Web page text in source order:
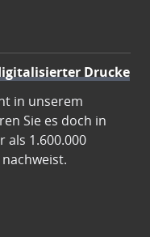
Drucke
in unserem
Sie es doch in
als 1.600.000